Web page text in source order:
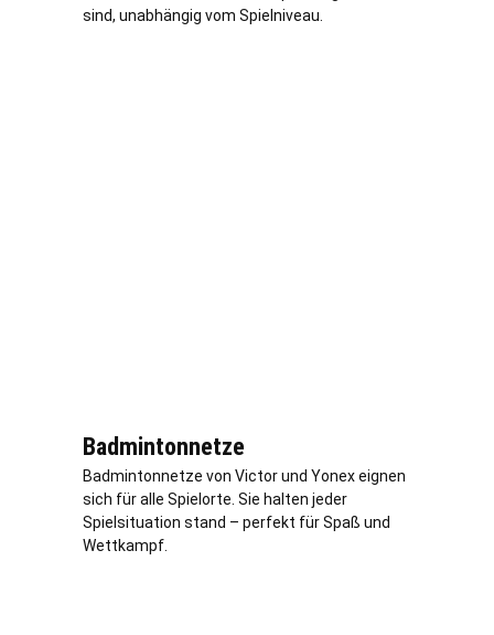
sind, unabhängig vom Spielniveau.
Badmintonnetze
Badmintonnetze von Victor und Yonex eignen
sich für alle Spielorte. Sie halten jeder
Spielsituation stand – perfekt für Spaß und
Wettkampf.